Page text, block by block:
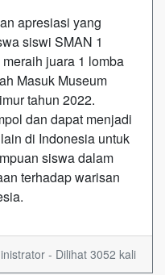
apresiasi yang
siswi SMAN 1
juara 1 lomba
Masuk Museum
tahun 2022.
dan dapat menjadi
di Indonesia untuk
siswa dalam
terhadap warisan
- Dilihat 3052 kali